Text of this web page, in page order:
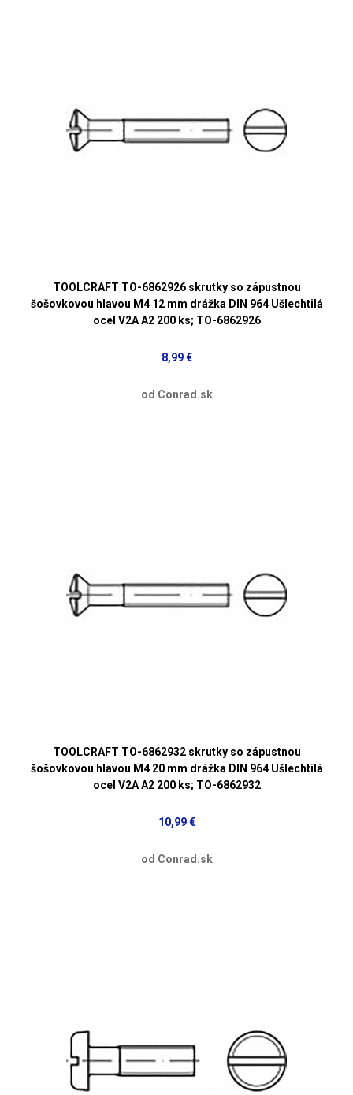
TOOLCRAFT TO-6862926 skrutky so zápustnou
šošovkovou hlavou M4 12 mm drážka DIN 964 Ušlechtilá
ocel V2A A2 200 ks; TO-6862926
8,99 €
od Conrad.sk
TOOLCRAFT TO-6862932 skrutky so zápustnou
šošovkovou hlavou M4 20 mm drážka DIN 964 Ušlechtilá
ocel V2A A2 200 ks; TO-6862932
10,99 €
od Conrad.sk